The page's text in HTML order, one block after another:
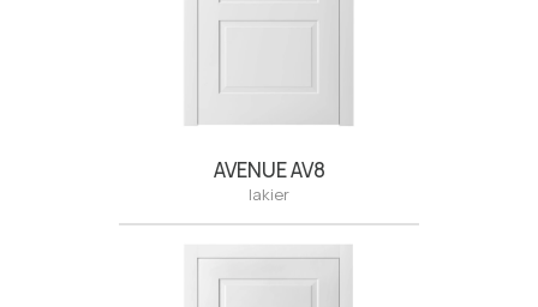
Classic R5 Plus, lakier satyna RAL 6004.
AVENUE AV8
lakier